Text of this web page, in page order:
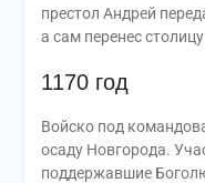
престол Андрей
а сам перенес
1170 год
Войско под
осаду Новгорода.
поддержавшие